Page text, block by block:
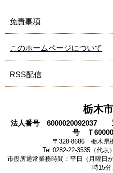
免責事項
このホームページについて
RSS配信
栃木
法人番号 6000020092037
号 Ｔ
〒328-8686 栃木県
Tel:0282-22-3535（代表
市役所通常業務時間：平日（月曜日
時15分